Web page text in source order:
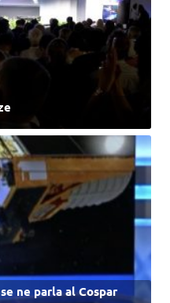
ne parla al Cospar